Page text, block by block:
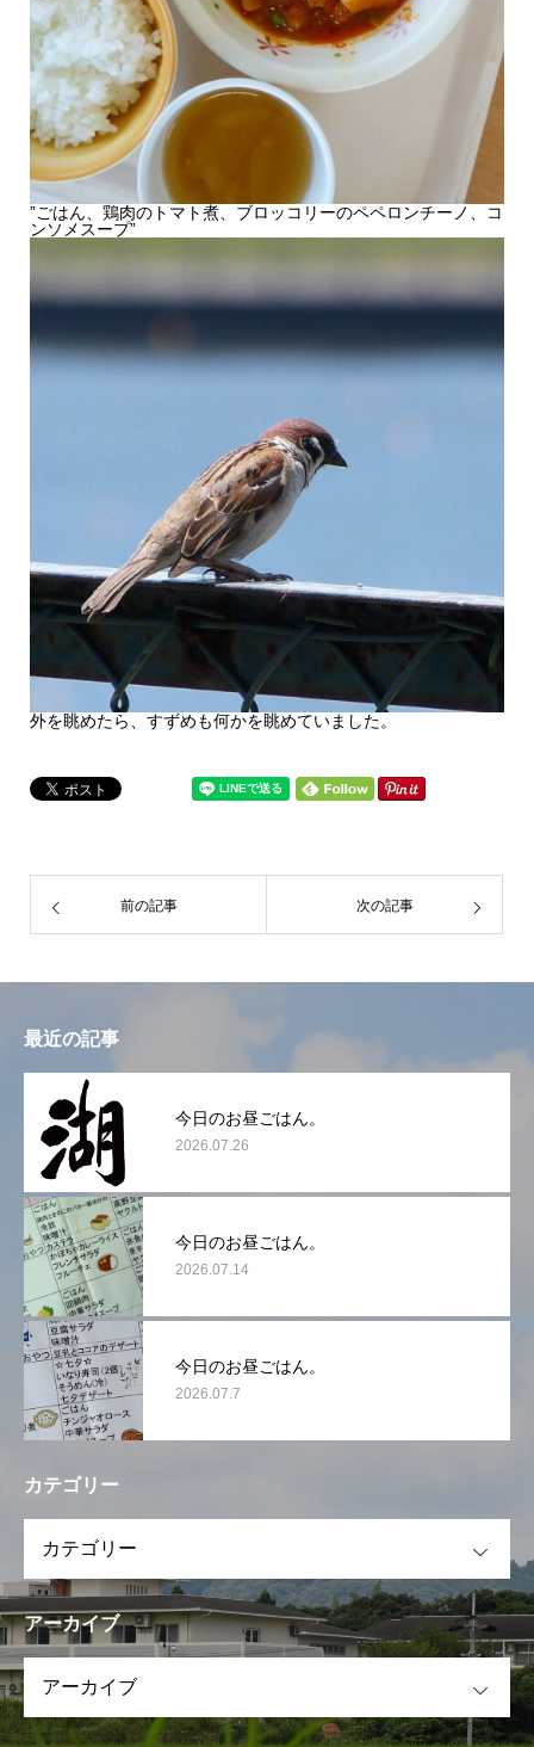
”ごはん、鶏肉のトマト煮、ブロッコリーのペペロンチーノ、コ
ンソメスープ”
外を眺めたら、すずめも何かを眺めていました。
前の記事 次の記事
最近の記事
今日のお昼ごはん。
2026.07.26
今日のお昼ごはん。
2026.07.14
今日のお昼ごはん。
2026.07.7
カテゴリー
アーカイブ